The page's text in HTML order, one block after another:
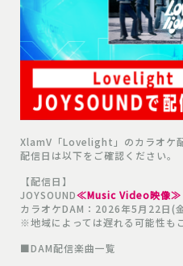
XlamV「Lovelight」のカラオケ
配信日は以下をご確認ください。
【配信日】
JOYSOUND≪Music Video映像≫
カラオケDAM：2026年5月22日(
※地域によっては遅れる可能性も
■DAM配信楽曲一覧